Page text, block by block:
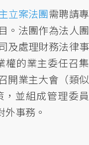
立案法團需聘請專
。法團作為法人團
及處理財務法律事
權的業主委任召集
開業主大會（類似
並組成管理委員
事務。